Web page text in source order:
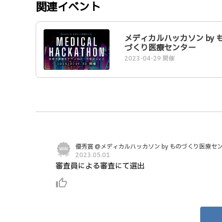
関連イベント
メディカルハッカソン by
づくり医療センター
2023-04-29 開催
優秀賞 @メディカルハッカソン by ものづくり医療セ
2023.05.01
審査員による審査にて選出
thumb_up_alt